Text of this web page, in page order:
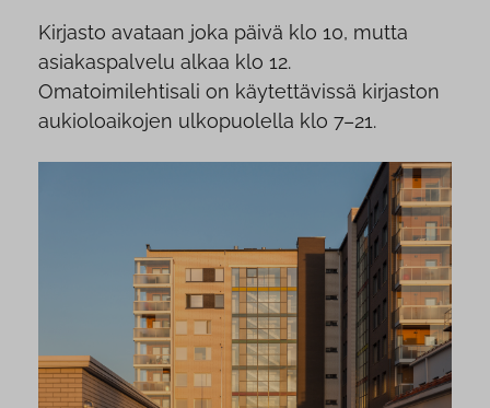
Kirjasto avataan joka päivä klo 10, mutta
asiakaspalvelu alkaa klo 12.
Omatoimilehtisali on käytettävissä kirjaston
aukioloaikojen ulkopuolella klo 7–21.